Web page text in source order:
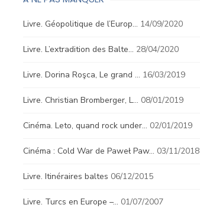
Livre. Géopolitique de l’Europ… 14/09/2020
Livre. L’extradition des Balte… 28/04/2020
Livre. Dorina Roşca, Le grand … 16/03/2019
Livre. Christian Bromberger, L… 08/01/2019
Cinéma. Leto, quand rock under… 02/01/2019
Cinéma : Cold War de Paweł Paw… 03/11/2018
Livre. Itinéraires baltes 06/12/2015
Livre. Turcs en Europe –… 01/07/2007